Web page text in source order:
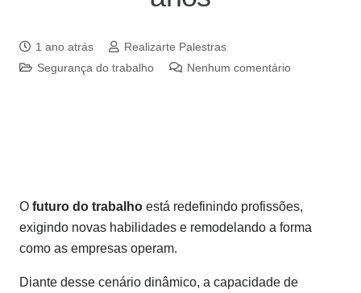
1 ano atrás
Realizarte Palestras
Segurança do trabalho
Nenhum comentário
O futuro do trabalho está redefinindo profissões,
exigindo novas habilidades e remodelando a forma
como as empresas operam.
Diante desse cenário dinâmico, a capacidade de